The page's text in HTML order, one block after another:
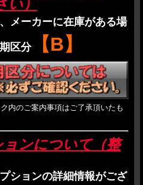
い）
メーカーに在庫がある場
区分【B】
内のご案内事項はご了承頂いたも
ンについて（整
ションの詳細情報がござ